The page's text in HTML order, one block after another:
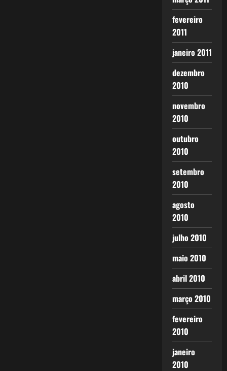
fevereiro
2011
janeiro 2011
dezembro
2010
novembro
2010
outubro
2010
setembro
2010
agosto
2010
julho 2010
maio 2010
abril 2010
março 2010
fevereiro
2010
janeiro
2010